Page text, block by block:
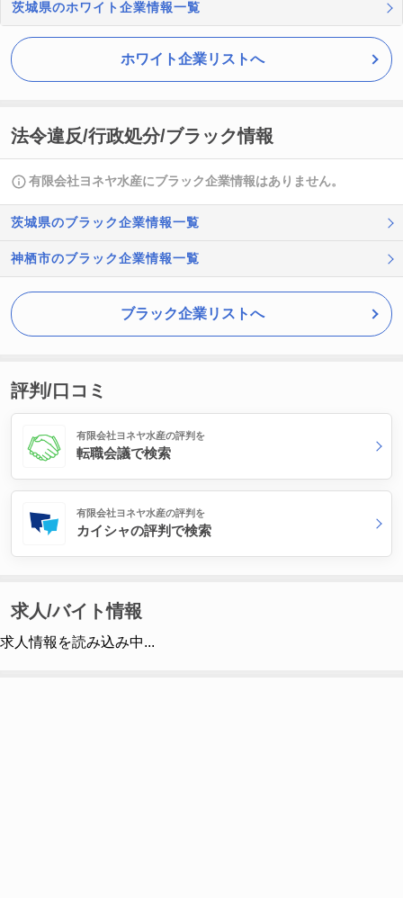
茨城県のホワイト企業情報一覧
ホワイト企業リストへ
法令違反/行政処分/ブラック情報
有限会社ヨネヤ水産にブラック企業情報はありません。
茨城県のブラック企業情報一覧
神栖市のブラック企業情報一覧
ブラック企業リストへ
評判/口コミ
有限会社ヨネヤ水産の評判を
転職会議で検索
有限会社ヨネヤ水産の評判を
カイシャの評判で検索
求人/バイト情報
求人情報を読み込み中...